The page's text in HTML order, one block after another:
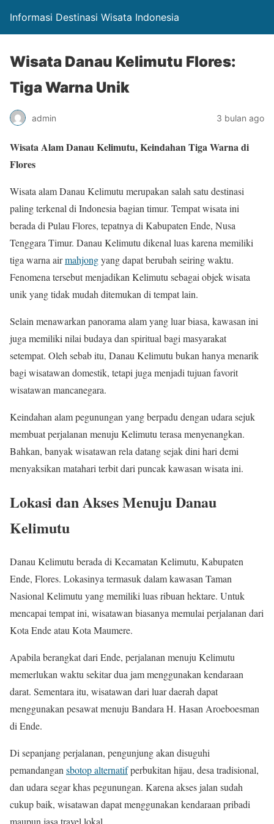
Informasi Destinasi Wisata Indonesia
Wisata Danau Kelimutu Flores:
Tiga Warna Unik
admin 3 bulan ago
Wisata Alam Danau Kelimutu, Keindahan Tiga Warna di
Flores
Wisata alam Danau Kelimutu merupakan salah satu destinasi
paling terkenal di Indonesia bagian timur. Tempat wisata ini
berada di Pulau Flores, tepatnya di Kabupaten Ende, Nusa
Tenggara Timur. Danau Kelimutu dikenal luas karena memiliki
tiga warna airmahjongyang dapat berubah seiring waktu.
Fenomena tersebut menjadikan Kelimutu sebagai objek wisata
unik yang tidak mudah ditemukan di tempat lain.
Selain menawarkan panorama alam yang luar biasa, kawasan ini
juga memiliki nilai budaya dan spiritual bagi masyarakat
setempat. Oleh sebab itu, Danau Kelimutu bukan hanya menarik
bagi wisatawan domestik, tetapi juga menjadi tujuan favorit
wisatawan mancanegara.
Keindahan alam pegunungan yang berpadu dengan udara sejuk
membuat perjalanan menuju Kelimutu terasa menyenangkan.
Bahkan, banyak wisatawan rela datang sejak dini hari demi
menyaksikan matahari terbit dari puncak kawasan wisata ini.
Lokasi dan Akses Menuju Danau
Kelimutu
Danau Kelimutu berada di Kecamatan Kelimutu, Kabupaten
Ende, Flores. Lokasinya termasuk dalam kawasan Taman
Nasional Kelimutu yang memiliki luas ribuan hektare. Untuk
mencapai tempat ini, wisatawan biasanya memulai perjalanan dari
Kota Ende atau Kota Maumere.
Apabila berangkat dari Ende, perjalanan menuju Kelimutu
memerlukan waktu sekitar dua jam menggunakan kendaraan
darat. Sementara itu, wisatawan dari luar daerah dapat
menggunakan pesawat menuju Bandara H. Hasan Aroeboesman
di Ende.
Di sepanjang perjalanan, pengunjung akan disuguhi
pemandangan sbotop alternatifperbukitan hijau, desa tradisional,
dan udara segar khas pegunungan. Karena akses jalan sudah
cukup baik, wisatawan dapat menggunakan kendaraan pribadi
maupun jasa travel lokal.